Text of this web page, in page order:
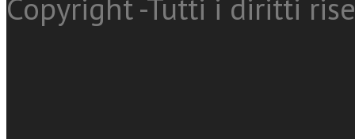
Copyright -Tutti i diritti